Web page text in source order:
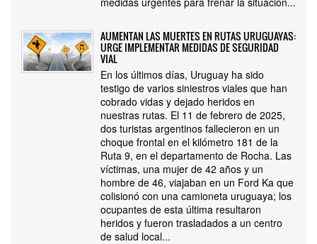
AUMENTAN LAS MUERTES EN RUTAS URUGUAYAS:
URGE IMPLEMENTAR MEDIDAS DE SEGURIDAD
VIAL
En los últimos días, Uruguay ha sido
testigo de varios siniestros viales que han
cobrado vidas y dejado heridos en
nuestras rutas. El 11 de febrero de 2025,
dos turistas argentinos fallecieron en un
choque frontal en el kilómetro 181 de la
Ruta 9, en el departamento de Rocha. Las
víctimas, una mujer de 42 años y un
hombre de 46, viajaban en un Ford Ka que
colisionó con una camioneta uruguaya; los
ocupantes de esta última resultaron
heridos y fueron trasladados a un centro
de salud local...